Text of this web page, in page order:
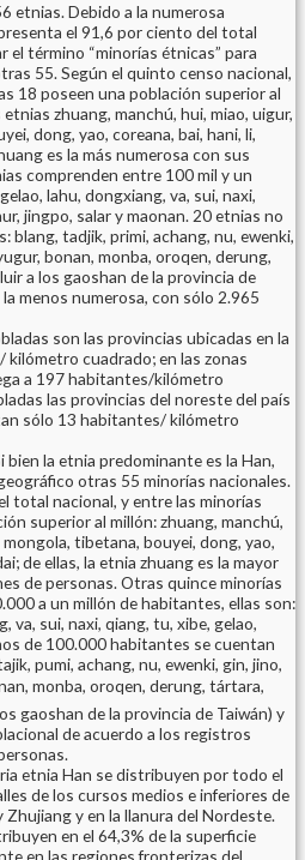
etnias. Debido a la numerosa
el 91,6 por ciento del total
el término “minorías étnicas” para
55. Según el quinto censo nacional,
18 poseen una población superior al
zhuang, manchú, hui, miao, uigur,
dong, yao, coreana, bai, hani, li,
es la más numerosa con sus
comprenden entre 100 mil y un
lahu, dongxiang, va, sui, naxi,
jingpo, salar y maonan. 20 etnias no
blang, tadjik, primi, achang, nu, ewenki,
bonan, monba, oroqen, derung,
a los gaoshan de la provincia de
menos numerosa, con sólo 2.965
son las provincias ubicadas en la
cuadrado; en las zonas
a 197 habitantes/kilómetro
las provincias del noreste del país
sólo 13 habitantes/ kilómetro
la etnia predominante es la Han,
otras 55 minorías nacionales.
total nacional, y entre las minorías
superior al millón: zhuang, manchú,
tibetana, bouyei, dong, yao,
de ellas, la etnia zhuang es la mayor
de personas. Otras quince minorías
a un millón de habitantes, ellas son:
va, sui, naxi, qiang, tu, xibe, gelao,
de 100.000 habitantes se cuentan
pumi, achang, nu, ewenki, gin, jino,
monba, oroqen, derung, tártara,
gaoshan de la provincia de Taiwán) y
de acuerdo a los registros
etnia Han se distribuyen por todo el
de los cursos medios e inferiores de
y en la llanura del Nordeste.
en el 64,3% de la superficie